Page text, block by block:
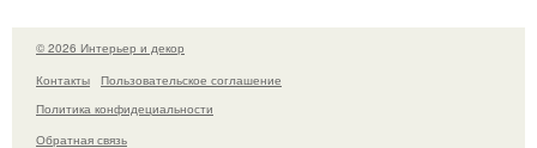
© 2026 Интерьер и декор
Контакты
Пользовательское соглашение
Политика конфидециальности
Обратная связь